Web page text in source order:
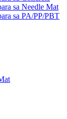
sa Needle Mat
sa PA/PP/PBT